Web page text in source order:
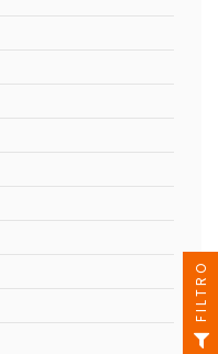
FILTRO